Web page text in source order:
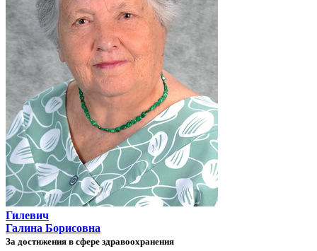
Гилевич
Галина Борисовна
За достижения в сфере здравоохранения